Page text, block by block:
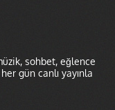
sohbet, eğlence
gün canlı yayınla